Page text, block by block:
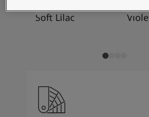
Soulful Spaces - Jotun မှ နောက်ဆုံးထွက်ရှိထ
Soft Lilac